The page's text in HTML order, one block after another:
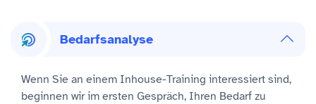
Bedarfsanalyse
Wenn Sie an einem Inhouse-Training interessiert sind,
beginnen wir im ersten Gespräch, Ihren Bedarf zu